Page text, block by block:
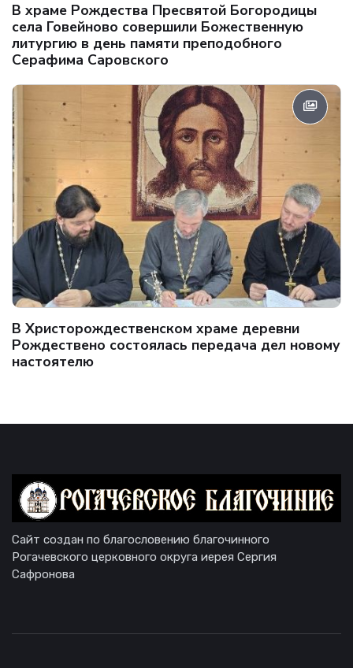
В храме Рождества Пресвятой Богородицы
села Говейново совершили Божественную
литургию в день памяти преподобного
Серафима Саровского
В Христорождественском храме деревни
Рождествено состоялась передача дел новому
настоятелю
Сайт создан по благословению благочинного
Рогачевского церковного округа иерея Сергия
Сафронова